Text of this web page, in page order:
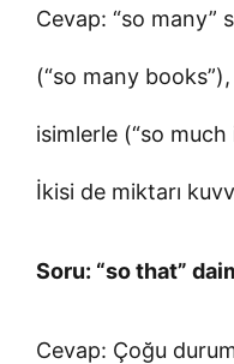
Cevap: “so many”
(“so many
isimlerle (“so much
İkisi de miktarı
Soru: “so that”
Cevap: Çoğu